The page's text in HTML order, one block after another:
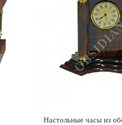
Настольные часы из